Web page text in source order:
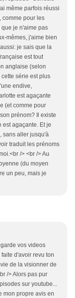
même parfois réussi
comme pour les
je n'aime pas
mêmes, j'aime bien
je sais que la
est tout
anglaise (selon
série est plus
endive,
est agaçante
(et comme pour
prénom? Il existe
est agaçante. Et je
sans aller jusqu'à
traduit les prénoms
/> <br /> Au
(du moyen
un peu, mais je
vos videos
d'avoir revu ton
de la visionner de
/> Alors pas pur
sur youtube...
mon propre avis en